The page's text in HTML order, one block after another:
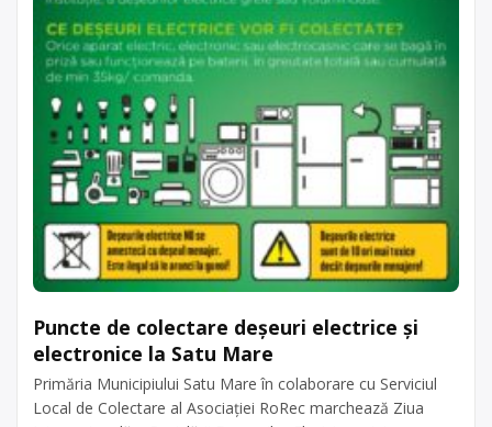
Puncte de colectare deșeuri electrice și
electronice la Satu Mare
Primăria Municipiului Satu Mare în colaborare cu Serviciul
Local de Colectare al Asociației RoRec marchează Ziua